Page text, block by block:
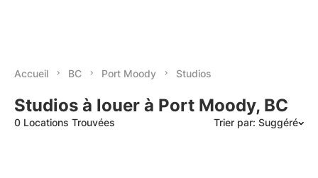
Accueil BC Port Moody Studios
Studios à louer à Port Moody, BC
0 Locations Trouvées Trier par: Suggéré